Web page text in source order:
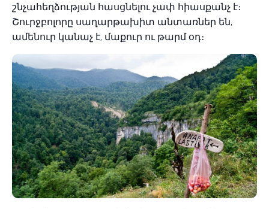
շնչահեղձության հասցնելու չափ հիասքանչ է։
Շուրջբոլորը սաղարթախիտ անտառներ են,
ամենուր կանաչ է, մաքուր ու թարմ օդ։